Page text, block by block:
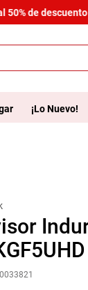
de descuento
¡Lo Nuevo!